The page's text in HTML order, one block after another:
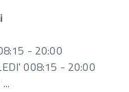
- 20:00
008:15 - 20:00